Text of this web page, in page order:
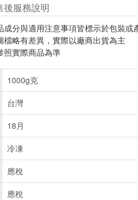
後服務說明
分與適用注意事項皆標示於包裝或
略有差異，實際以廠商出貨為主
照實際商品為準
1000g克
台灣
18月
冷凍
應稅
應稅